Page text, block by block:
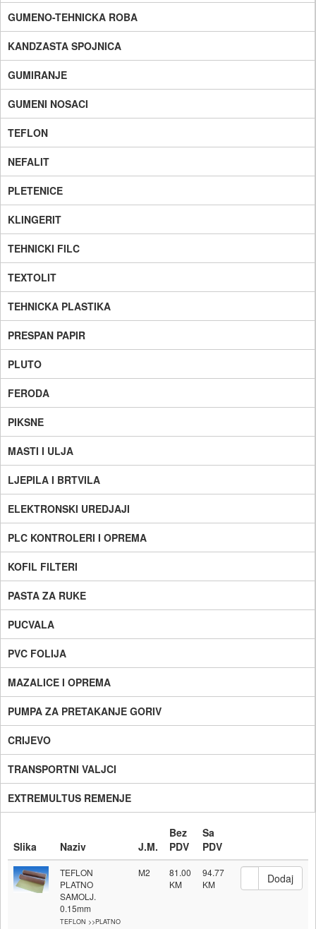
GUMENO-TEHNICKA ROBA
KANDZASTA SPOJNICA
GUMIRANJE
GUMENI NOSACI
TEFLON
NEFALIT
PLETENICE
KLINGERIT
TEHNICKI FILC
TEXTOLIT
TEHNICKA PLASTIKA
PRESPAN PAPIR
PLUTO
FERODA
PIKSNE
MASTI I ULJA
LJEPILA I BRTVILA
ELEKTRONSKI UREDJAJI
PLC KONTROLERI I OPREMA
KOFIL FILTERI
PASTA ZA RUKE
PUCVALA
PVC FOLIJA
MAZALICE I OPREMA
PUMPA ZA PRETAKANJE GORIV
CRIJEVO
TRANSPORTNI VALJCI
EXTREMULTUS REMENJE
Slika Naziv J.M.
Bez
PDV
Sa
PDV
TEFLON
PLATNO
SAMOLJ.
0.15mm
TEFLON >>PLATNO
M2 81.00 94.77